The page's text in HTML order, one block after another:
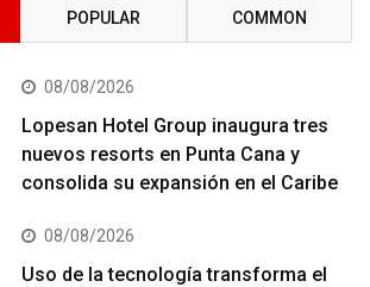
POPULAR COMMON
08/08/2026
Lopesan Hotel Group inaugura tres
nuevos resorts en Punta Cana y
consolida su expansión en el Caribe
08/08/2026
Uso de la tecnología transforma el